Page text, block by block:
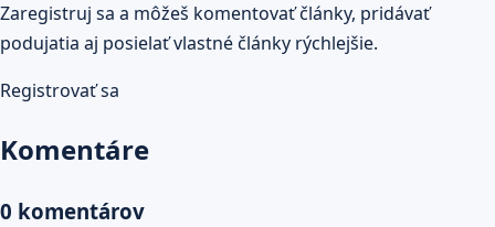
Zaregistruj sa a môžeš komentovať články, pridávať
podujatia aj posielať vlastné články rýchlejšie.
Registrovať sa
Komentáre
0 komentárov